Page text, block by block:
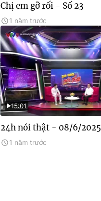
Chị em gỡ rối - Số 23
1 năm trước
15:01
24h nói thật - 08/6/2025
1 năm trước